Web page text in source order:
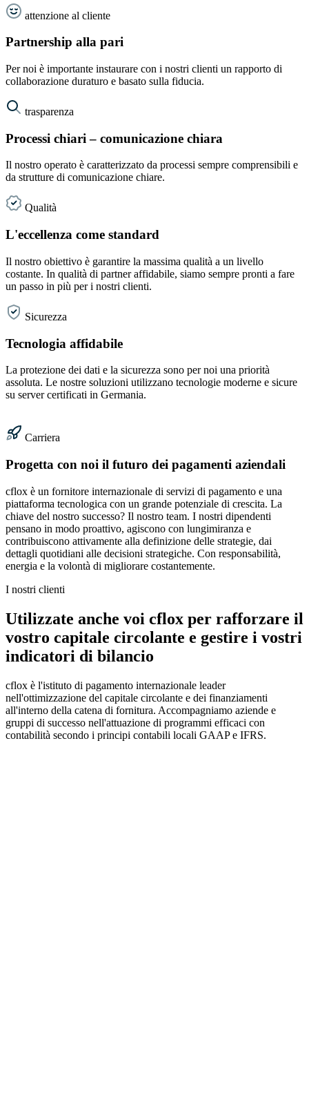
attenzione al cliente
Partnership alla pari
Per noi è importante instaurare con i nostri clienti un rapporto di
collaborazione duraturo e basato sulla fiducia.
trasparenza
Processi chiari – comunicazione chiara
Il nostro operato è caratterizzato da processi sempre comprensibili e
da strutture di comunicazione chiare.
Qualità
L'eccellenza come standard
Il nostro obiettivo è garantire la massima qualità a un livello
costante. In qualità di partner affidabile, siamo sempre pronti a fare
un passo in più per i nostri clienti.
Sicurezza
Tecnologia affidabile
La protezione dei dati e la sicurezza sono per noi una priorità
assoluta. Le nostre soluzioni utilizzano tecnologie moderne e sicure
su server certificati in Germania.
Carriera
Progetta con noi il futuro dei pagamenti aziendali
cflox è un fornitore internazionale di servizi di pagamento e una
piattaforma tecnologica con un grande potenziale di crescita. La
chiave del nostro successo? Il nostro team. I nostri dipendenti
pensano in modo proattivo, agiscono con lungimiranza e
contribuiscono attivamente alla definizione delle strategie, dai
dettagli quotidiani alle decisioni strategiche. Con responsabilità,
energia e la volontà di migliorare costantemente.
I nostri clienti
Utilizzate anche voi cflox per rafforzare il
vostro capitale circolante e gestire i vostri
indicatori di bilancio
cflox è l'istituto di pagamento internazionale leader
nell'ottimizzazione del capitale circolante e dei finanziamenti
all'interno della catena di fornitura. Accompagniamo aziende e
gruppi di successo nell'attuazione di programmi efficaci con
contabilità secondo i principi contabili locali GAAP e IFRS.